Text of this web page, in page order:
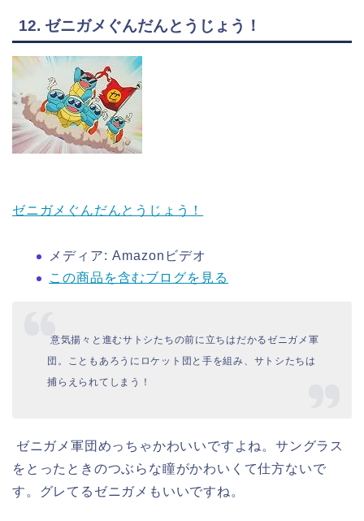
12. ゼニガメぐんだんとうじょう！
ゼニガメぐんだんとうじょう！
メディア: Amazonビデオ
この商品を含むブログを見る
意気揚々と進むサトシたちの前に立ちはだかるゼニガメ軍
団。こともあろうにロケット団と手を組み、サトシたちは
捕らえられてしまう！
ゼニガメ軍団めっちゃかわいいですよね。サングラス
をとったときのつぶらな瞳がかわいくて仕方ないで
す。グレてるゼニガメもいいですね。